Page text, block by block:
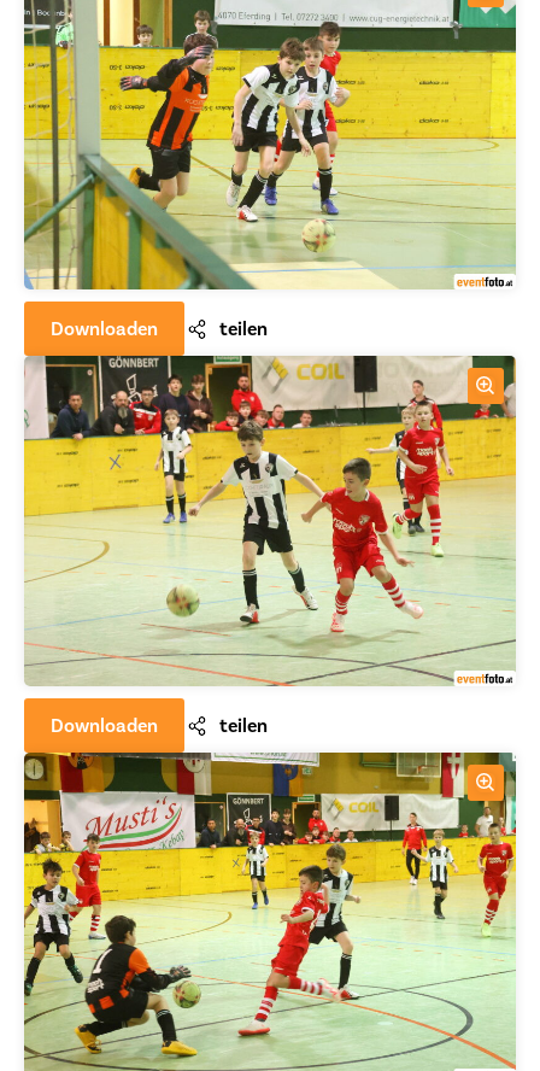
Downloaden teilen
Downloaden teilen